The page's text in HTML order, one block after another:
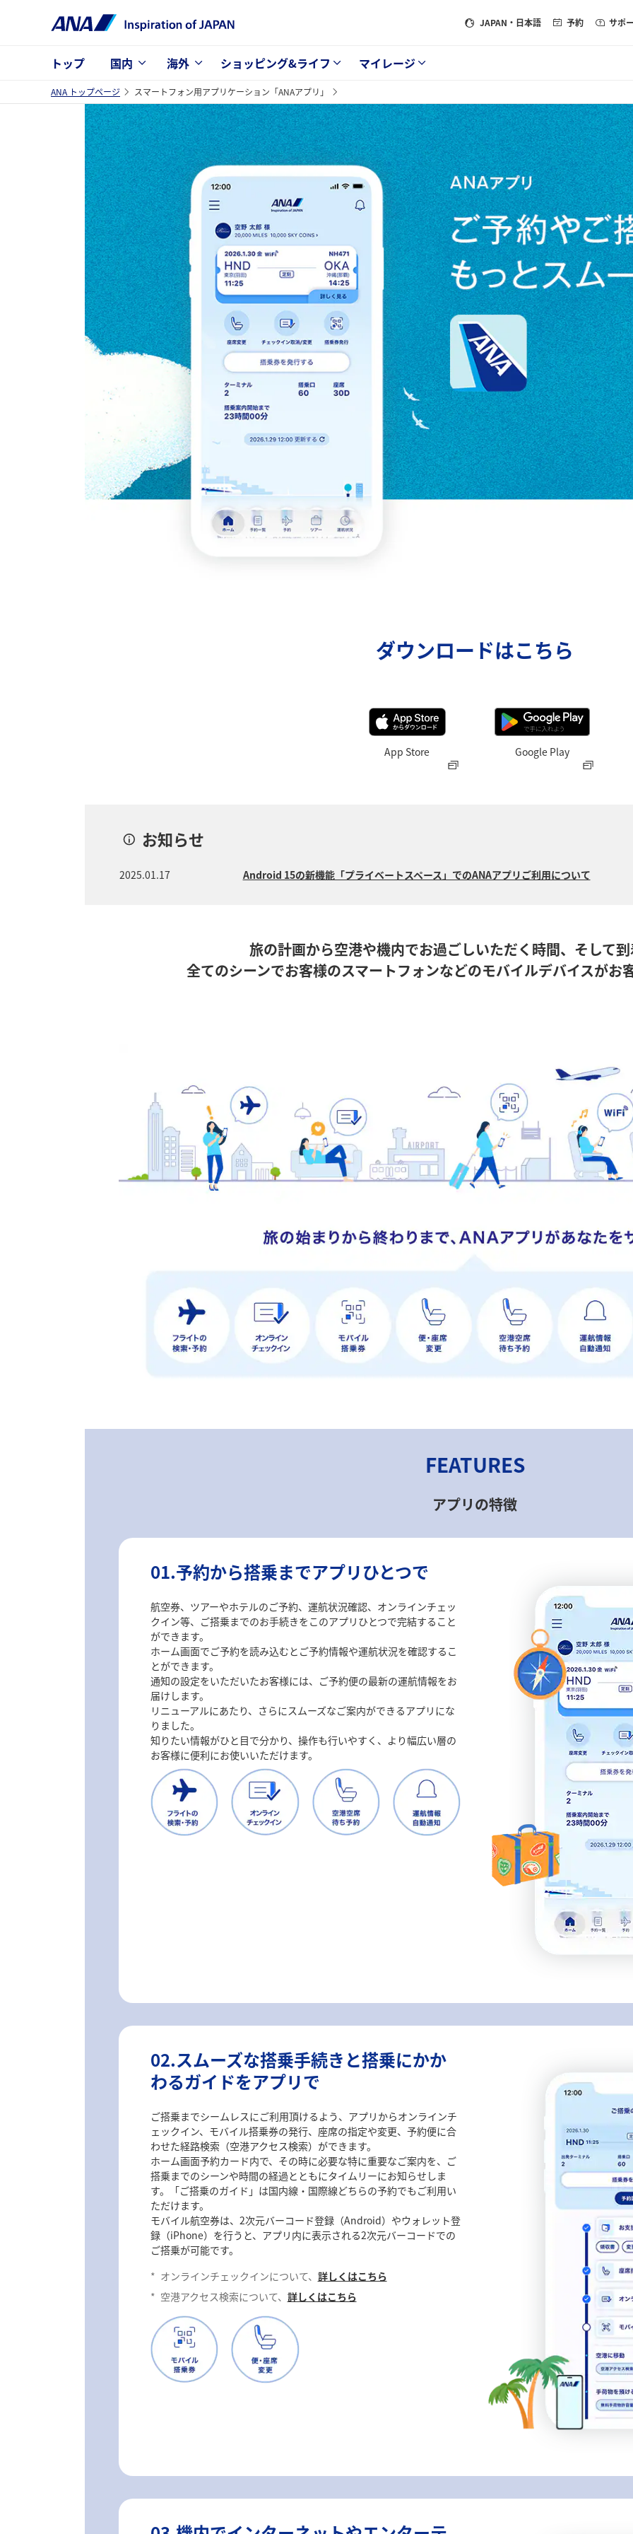
JAPAN ・日本語 予約 サポ
トップ 国内 海外 ショッピング&ライフ マイレージ
ANA トップページ スマートフォン用アプリケーション「ANAアプリ」
ダウンロードはこちら
App Store Google Play
お知らせ
2025.01.17 Android 15の新機能「プライベートスペース」でのANAアプリご利用について
旅の計画から空港や機内でお過ごしいただく時間、そして到
全てのシーンでお客様のスマートフォンなどのモバイルデバイスがお
FEATURES
アプリの特徴
01.予約から搭乗までアプリひとつで
航空券、ツアーやホテルのご予約、運航状況確認、オンラインチェッ
クイン等、ご搭乗までのお手続きをこのアプリひとつで完結すること
ができます。
ホーム画面でご予約を読み込むとご予約情報や運航状況を確認するこ
とができます。
通知の設定をいただいたお客様には、ご予約便の最新の運航情報をお
届けします。
リニューアルにあたり、さらにスムーズなご案内ができるアプリにな
りました。
知りたい情報がひと目で分かり、操作も行いやすく、より幅広い層の
お客様に便利にお使いいただけます。
02.スムーズな搭乗手続きと搭乗にかか
わるガイドをアプリで
ご搭乗までシームレスにご利用頂けるよう、アプリからオンラインチ
ェックイン、モバイル搭乗券の発行、座席の指定や変更、予約便に合
わせた経路検索（空港アクセス検索）ができます。
ホーム画面予約カード内で、その時に必要な特に重要なご案内を、ご
搭乗までのシーンや時間の経過とともにタイムリーにお知らせしま
す。「ご搭乗のガイド」は国内線・国際線どちらの予約でもご利用い
ただけます。
モバイル航空券は、2次元バーコード登録（Android）やウォレット登
録（iPhone）を行うと、アプリ内に表示される2次元バーコードでの
ご搭乗が可能です。
* オンラインチェックインについて、 詳しくはこちら
* 空港アクセス検索について、 詳しくはこちら